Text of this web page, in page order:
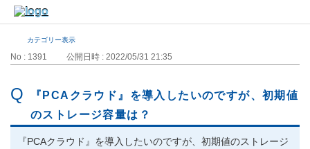
カテゴリー表示
No : 1391 公開日時 : 2022/05/31 21:35
『PCAクラウド』を導入したいのですが、初期値
のストレージ容量は？
『PCAクラウド』を導入したいのですが、初期値のストレージ